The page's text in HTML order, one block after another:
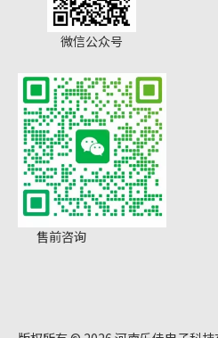
微信公众号
售前咨询